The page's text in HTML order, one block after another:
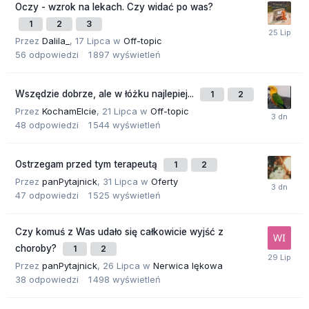
Oczy - wzrok na lekach. Czy widać po was?
1 2 3
Przez Dalila_ , 17 Lipca w Off-topic
56 odpowiedzi 1 897 wyświetleń
Wszędzie dobrze, ale w łóżku najlepiej... 1 2
Przez KochamElcie, 21 Lipca w Off-topic
48 odpowiedzi 1 544 wyświetleń
Ostrzegam przed tym terapeutą 1 2
Przez panPytajnick, 31 Lipca w Oferty
47 odpowiedzi 1 525 wyświetleń
Czy komuś z Was udało się całkowicie wyjść z
choroby?
1 2
Przez panPytajnick, 26 Lipca w Nerwica lękowa
38 odpowiedzi 1 498 wyświetleń